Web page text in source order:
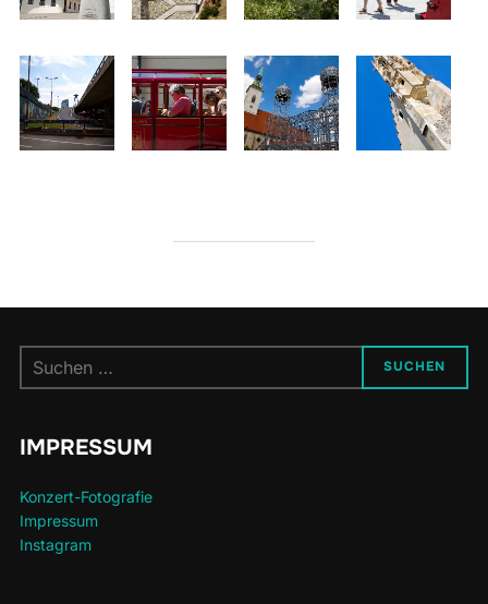
nach:
SUCHEN
IMPRESSUM
Konzert-Fotografie
Impressum
Instagram